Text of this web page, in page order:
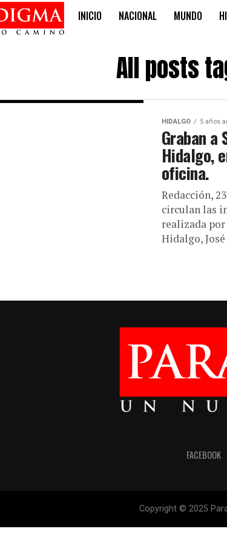
INICIO NACIONAL MUNDO
All posts
HIDALGO 5 años
Graban a
Hidalgo,
oficina.
Redacción,
circulan las
realizada
Hidalgo,
FACEBOOK
Copyright © 2025